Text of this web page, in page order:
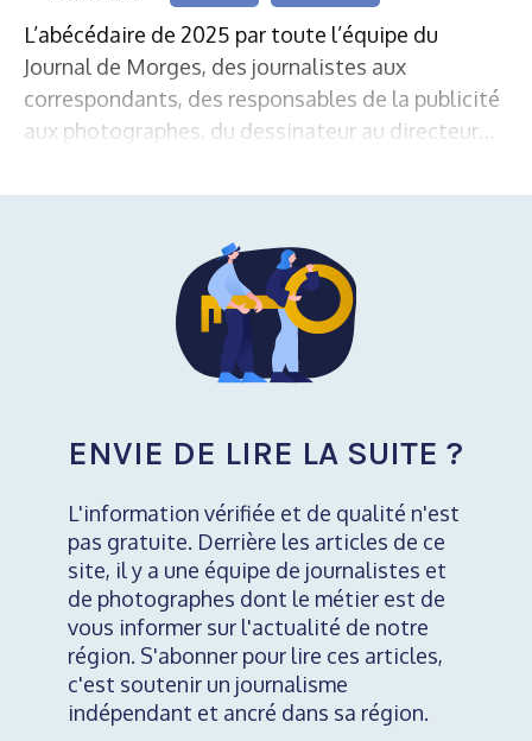
L’abécédaire de 2025 par toute l’équipe du
Journal de Morges, des journalistes aux
correspondants, des responsables de la publicité
aux photographes, du dessinateur au directeur…
ENVIE DE LIRE LA SUITE ?
L'information vérifiée et de qualité n'est
pas gratuite. Derrière les articles de ce
site, il y a une équipe de journalistes et
de photographes dont le métier est de
vous informer sur l'actualité de notre
région. S'abonner pour lire ces articles,
c'est soutenir un journalisme
indépendant et ancré dans sa région.